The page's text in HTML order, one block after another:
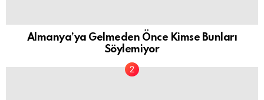
Almanya’ya Gelmeden Önce Kimse Bunları
Söylemiyor